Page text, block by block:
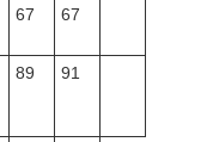
67 67
89 91